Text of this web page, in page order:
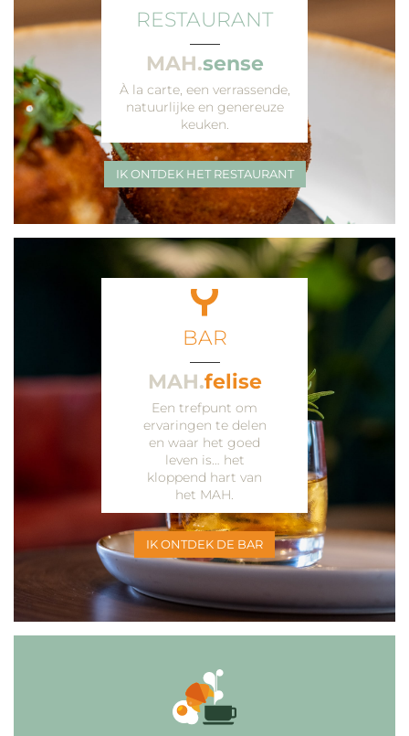
RESTAURANT
___
MAH.sense
À la carte, een verrassende,
natuurlijke en genereuze
keuken.
IK ONTDEK HET RESTAURANT
BAR
MAH.felise
Een trefpunt om
ervaringen te delen
en waar het goed
leven is… het
kloppend hart van
het MAH.
IK ONTDEK DE BAR